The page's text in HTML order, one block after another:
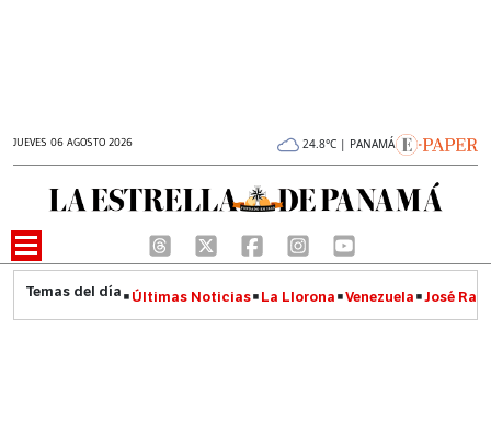
JUEVES 06 AGOSTO 2026 24.8°C | PANAMÁ
Últimas Noticias La Llorona Venezuela José